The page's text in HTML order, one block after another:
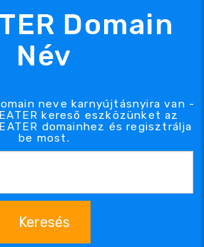
Domain
Név
neve karnyújtásnyira van -
kereső eszközünket az
domainhez és regisztrálja
be most.
Keresés